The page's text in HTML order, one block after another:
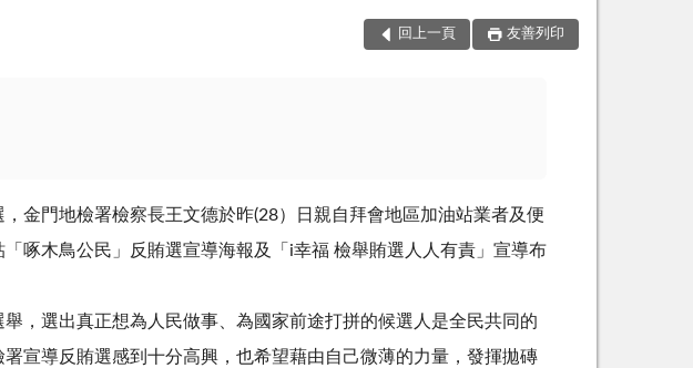
回上一頁 友善列印
金門地檢署檢察長王文德於昨(28）日親自拜會地區加油站業者及便
啄木鳥公民」反賄選宣導海報及「i幸福 檢舉賄選人人有責」宣導布
，選出真正想為人民做事、為國家前途打拼的候選人是全民共同的
宣導反賄選感到十分高興，也希望藉由自己微薄的力量，發揮拋磚